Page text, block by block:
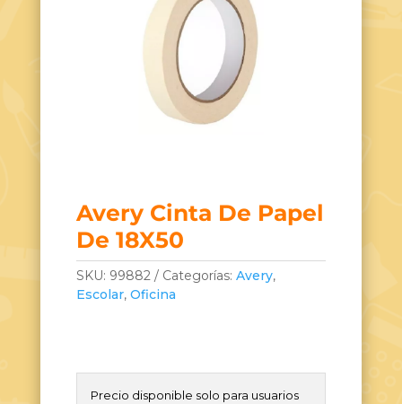
Avery Cinta De Papel
De 18X50
SKU: 99882 Categorías: Avery,
Escolar, Oficina
Precio disponible solo para usuarios